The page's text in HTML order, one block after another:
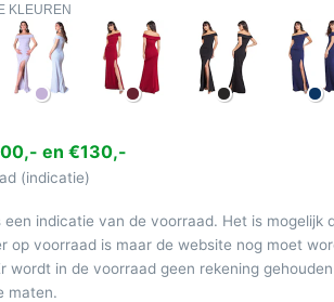
KLEUREN
en €130,-
(indicatie)
een indicatie van de voorraad. Het is mogelijk
op voorraad is maar de website nog moet
wordt in de voorraad geen rekening
maten.